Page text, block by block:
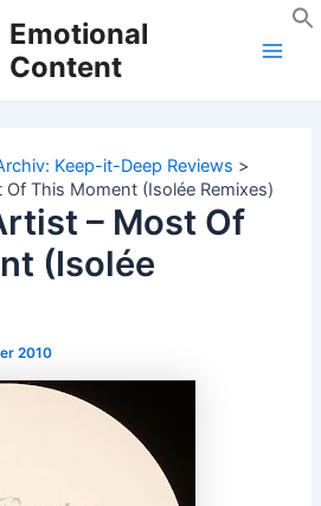
Emotional
Content
Keep-it-Deep Reviews
This Moment (Isolée Remixes)
– Most Of
(Isolée
2010